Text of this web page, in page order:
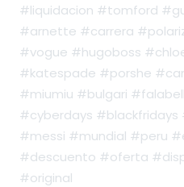
#liquidacion #tomford
#arnette #carrera
#vogue #hugoboss
#katespade #porshe
#miumiu #bulgari
#cyberdays
#messi #mundial #peru
#descuento #oferta
#original